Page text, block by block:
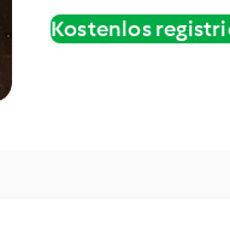
Kostenlos